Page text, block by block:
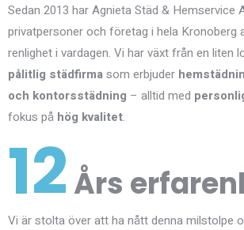
Sedan 2013 har Agnieta Städ & Hemservice
privatpersoner och företag i hela Kronoberg
renlighet i vardagen. Vi har växt från en liten
pålitlig städfirmasom erbjuder
och kontorsstädning – alltid med
fokus på hög kvalitet.
12 Års
Vi är stolta över att ha nått denna milstolpe